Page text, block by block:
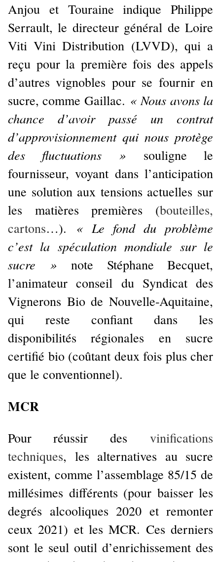
Anjou et Touraine indique Philippe
Serrault, le directeur général de Loire
Viti Vini Distribution (LVVD), qui a
reçu pour la première fois des appels
d’autres vignobles pour se fournir en
sucre, comme Gaillac. « Nous avons la
chance d’avoir passé un contrat
d’approvisionnement qui nous protège
des fluctuations » souligne le
fournisseur, voyant dans l’anticipation
une solution aux tensions actuelles sur
les matières premières (bouteilles,
cartons…). « Le fond du problème
c’est la spéculation mondiale sur le
sucre » note Stéphane Becquet,
l’animateur conseil du Syndicat des
Vignerons Bio de Nouvelle-Aquitaine,
qui reste confiant dans les
disponibilités régionales en sucre
certifié bio (coûtant deux fois plus cher
que le conventionnel).
MCR
Pour réussir des vinifications
techniques, les alternatives au sucre
existent, comme l’assemblage 85/15 de
millésimes différents (pour baisser les
degrés alcooliques 2020 et remonter
ceux 2021) et les MCR. Ces derniers
sont le seul outil d’enrichissement des